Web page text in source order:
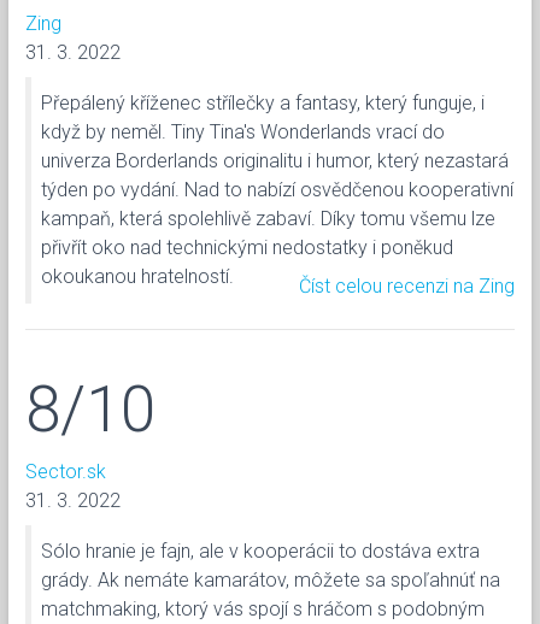
Zing
31. 3. 2022
Přepálený kříženec střílečky a fantasy, který funguje, i
když by neměl. Tiny Tina's Wonderlands vrací do
univerza Borderlands originalitu i humor, který nezastará
týden po vydání. Nad to nabízí osvědčenou kooperativní
kampaň, která spolehlivě zabaví. Díky tomu všemu lze
přivřít oko nad technickými nedostatky i poněkud
okoukanou hratelností.
Číst celou recenzi na Zing
8/10
Sector.sk
31. 3. 2022
Sólo hranie je fajn, ale v kooperácii to dostáva extra
grády. Ak nemáte kamarátov, môžete sa spoľahnúť na
matchmaking, ktorý vás spojí s hráčom s podobným